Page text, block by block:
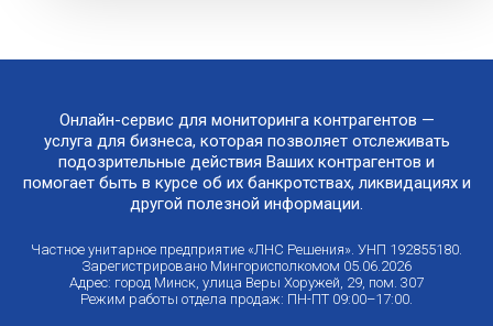
Онлайн-сервис для мониторинга контрагентов —
услуга для бизнеса, которая позволяет отслеживать
подозрительные действия Ваших контрагентов и
помогает быть в курсе об их банкротствах, ликвидациях и
другой полезной информации.
Частное унитарное предприятие «ЛНС Решения». УНП 192855180.
Зарегистрировано Мингорисполкомом 05.06.2026
Адрес: город Минск, улица Веры Хоружей, 29, пом. 307
Режим работы отдела продаж: ПН-ПТ 09:00–17:00.